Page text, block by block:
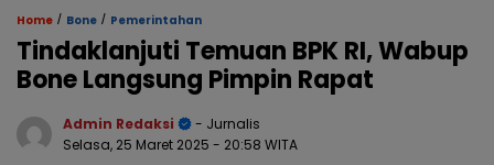
Home / Bone / Pemerintahan
Tindaklanjuti Temuan BPK RI, Wabup
Bone Langsung Pimpin Rapat
Admin Redaksi
- Jurnalis
Selasa, 25 Maret 2025 - 20:58 WITA